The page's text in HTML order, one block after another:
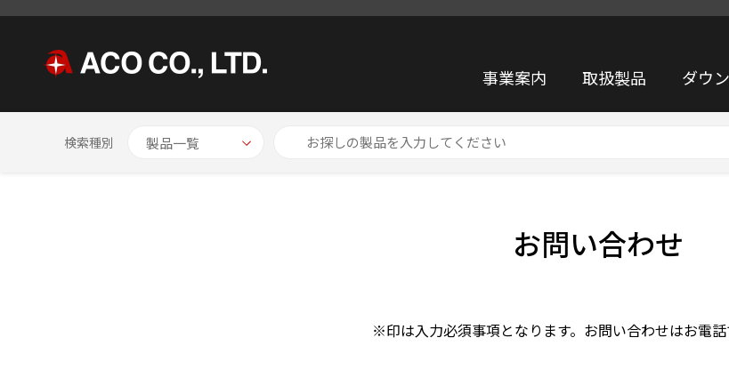
事業案内 取扱製品 ダウ
検索種別
HOME お問い合わせ
お問い合わせ
※印は入力必須事項となります。お問い合わせはお電話